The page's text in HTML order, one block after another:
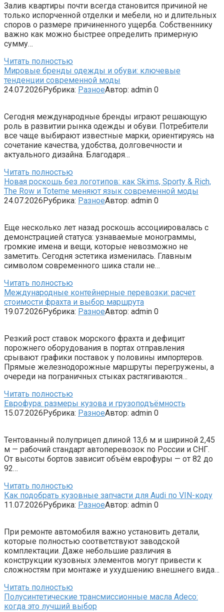
Залив квартиры почти всегда становится причиной не
только испорченной отделки и мебели, но и длительных
споров о размере причиненного ущерба. Собственнику
важно как можно быстрее определить примерную
сумму…
Читать полностью
Мировые бренды одежды и обуви: ключевые
тенденции современной моды
24.07.2026Рубрика: РазноеАвтор: admin 0
Сегодня международные бренды играют решающую
роль в развитии рынка одежды и обуви. Потребители
все чаще выбирают известные марки, ориентируясь на
сочетание качества, удобства, долговечности и
актуального дизайна. Благодаря…
Читать полностью
Новая роскошь без логотипов: как Skims, Sporty & Rich,
The Row и Toteme меняют язык современной моды
24.07.2026Рубрика: РазноеАвтор: admin 0
Еще несколько лет назад роскошь ассоциировалась с
демонстрацией статуса: узнаваемые монограммы,
громкие имена и вещи, которые невозможно не
заметить. Сегодня эстетика изменилась. Главным
символом современного шика стали не…
Читать полностью
Международные контейнерные перевозки: расчет
стоимости фрахта и выбор маршрута
19.07.2026Рубрика: РазноеАвтор: admin 0
Резкий рост ставок морского фрахта и дефицит
порожнего оборудования в портах отправления
срывают графики поставок у половины импортеров.
Прямые железнодорожные маршруты перегружены, а
очереди на пограничных стыках растягиваются…
Читать полностью
Еврофура: размеры кузова и грузоподъёмность
15.07.2026Рубрика: РазноеАвтор: admin 0
Тентованный полуприцеп длиной 13,6 м и шириной 2,45
м — рабочий стандарт автоперевозок по России и СНГ.
От высоты бортов зависит объём еврофуры — от 82 до
92…
Читать полностью
Как подобрать кузовные запчасти для Audi по VIN-коду
11.07.2026Рубрика: РазноеАвтор: admin 0
При ремонте автомобиля важно установить детали,
которые полностью соответствуют заводской
комплектации. Даже небольшие различия в
конструкции кузовных элементов могут привести к
сложностям при монтаже и ухудшению внешнего вида…
Читать полностью
Полусинтетические трансмиссионные масла Adeco:
когда это лучший выбор